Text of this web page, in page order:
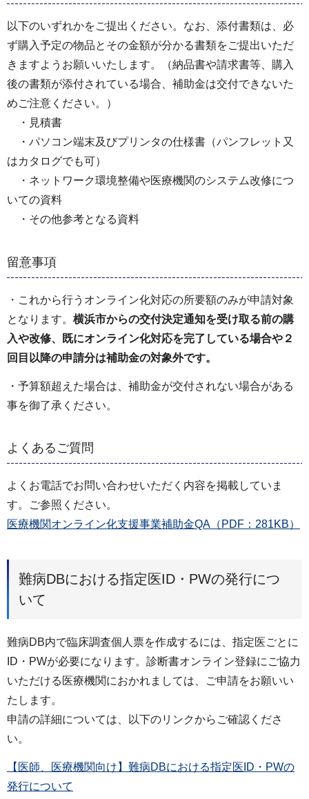
以下のいずれかをご提出ください。なお、添付書類は、必
ず購入予定の物品とその金額が分かる書類をご提出いただ
きますようお願いいたします。（納品書や請求書等、購入
後の書類が添付されている場合、補助金は交付できないた
めご注意ください。）
・見積書
・パソコン端末及びプリンタの仕様書（パンフレット又
はカタログでも可）
・ネットワーク環境整備や医療機関のシステム改修につ
いての資料
・その他参考となる資料
留意事項
・これから行うオンライン化対応の所要額のみが申請対象
となります。 横浜市からの交付決定通知を受け取る前の購
入や改修、既にオンライン化対応を完了している場合や２
回目以降の申請分は補助金の対象外です。
・予算額超えた場合は、補助金が交付されない場合がある
事を御了承ください。
よくあるご質問
よくお電話でお問い合わせいただく内容を掲載していま
す。ご参照ください。
医療機関オンライン化支援事業補助金QA（PDF：281KB）
難病DBにおける指定医ID・PWの発行につ
いて
難病DB内で臨床調査個人票を作成するには、指定医ごとに
ID・PWが必要になります。診断書オンライン登録にご協力
いただける医療機関におかれましては、ご申請をお願いい
たします。
申請の詳細については、以下のリンクからご確認くださ
い。
【医師、医療機関向け】難病DBにおける指定医ID・PWの
発行について